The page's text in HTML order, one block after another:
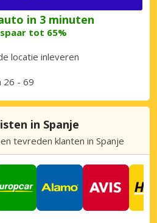
in 3 minuten
tot 65%
locatie inleveren
26 - 69
in Spanje
tevreden klanten in Spanje